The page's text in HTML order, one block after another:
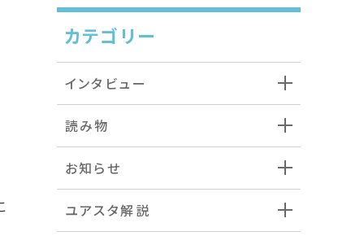
カテゴリー
インタビュー
読み物
お知らせ
ユアスタ解説